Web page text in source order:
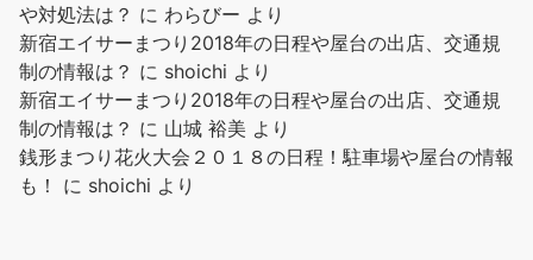
や対処法は？ に わらびー より
新宿エイサーまつり2018年の日程や屋台の出店、交通規
制の情報は？ に shoichi より
新宿エイサーまつり2018年の日程や屋台の出店、交通規
制の情報は？ に 山城 裕美 より
銭形まつり花火大会２０１８の日程！駐車場や屋台の情報
も！
に shoichi より